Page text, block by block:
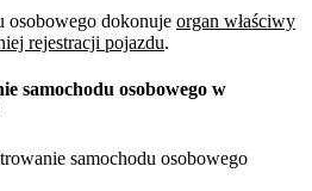
osobowego dokonuje organ właściwy
rejestracji pojazdu.
samochodu osobowego w
samochodu osobowego